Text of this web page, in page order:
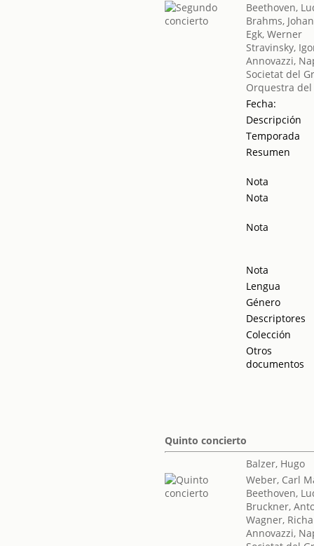
Beethoven,
Brahms,
Egk, Werner
Stravinsky,
Annovazzi,
Societat del
Orquestra
Fecha:
Descripción
Temporada
Resumen
Nota
Nota
Nota
Nota
Lengua
Género
Descriptores
Colección
Otros
documentos
Quinto concierto
Balzer, Hugo
Weber, Carl
Beethoven,
Bruckner,
Wagner,
Annovazzi,